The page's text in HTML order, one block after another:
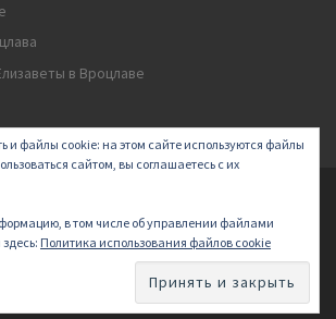
в Вроцлаве
with Customizr Pro Powered by
и файлы cookie: на этом сайте используются файлы
сайтом, вы соглашаетесь с их
в том числе об управлении файлами
Политика использования файлов cookie